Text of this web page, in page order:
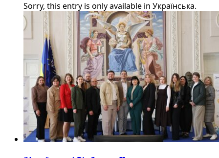
Sorry, this entry is only available in Українська.